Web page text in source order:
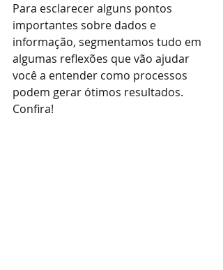
Para esclarecer alguns pontos
importantes sobre dados e
informação, segmentamos tudo em
algumas reflexões que vão ajudar
você a entender como processos
podem gerar ótimos resultados.
Confira!